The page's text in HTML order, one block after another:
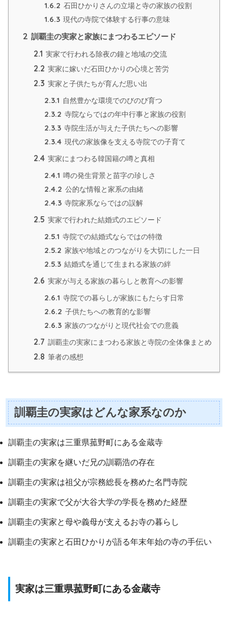
1.6.2 石田ひかりさんの立場と寺の家族の役割
1.6.3 現代の寺院で体験する行事の意味
2 訓覇圭の実家と家族にまつわるエピソード
2.1 実家で行われる除夜の鐘と地域の交流
2.2 実家に嫁いだ石田ひかりの心境と苦労
2.3 実家と子供たちが育んだ思い出
2.3.1 自然豊かな環境でのびのび育つ
2.3.2 寺院ならではの年中行事と家族の役割
2.3.3 寺院生活が与えた子供たちへの影響
2.3.4 現代の家族像を支える寺院での子育て
2.4 実家にまつわる韓国籍の噂と真相
2.4.1 噂の発生背景と苗字の珍しさ
2.4.2 公的な情報と家系の由緒
2.4.3 寺院家系ならではの誤解
2.5 実家で行われた結婚式のエピソード
2.5.1 寺院での結婚式ならではの特徴
2.5.2 家族や地域とのつながりを大切にした一日
2.5.3 結婚式を通じて生まれる家族の絆
2.6 実家が与える家族の暮らしと教育への影響
2.6.1 寺院での暮らしが家族にもたらす日常
2.6.2 子供たちへの教育的な影響
2.6.3 家族のつながりと現代社会での意義
2.7 訓覇圭の実家にまつわる家族と寺院の全体像まとめ
2.8 筆者の感想
訓覇圭の実家はどんな家系なのか
訓覇圭の実家は三重県菰野町にある金蔵寺
訓覇圭の実家を継いだ兄の訓覇浩の存在
訓覇圭の実家は祖父が宗務総長を務めた名門寺院
訓覇圭の実家で父が大谷大学の学長を務めた経歴
訓覇圭の実家と母や義母が支えるお寺の暮らし
訓覇圭の実家と石田ひかりが語る年末年始の寺の手伝い
実家は三重県菰野町にある金蔵寺